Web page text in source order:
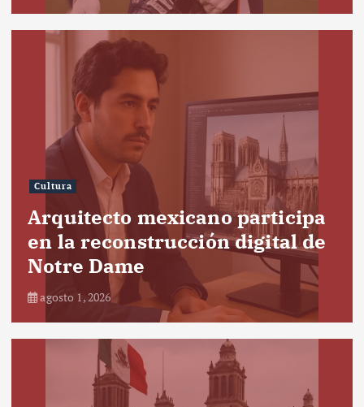
Cultura
Arquitecto mexicano participa
en la reconstrucción digital de
Notre Dame
agosto 1, 2026